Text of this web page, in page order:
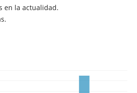
en la actualidad.